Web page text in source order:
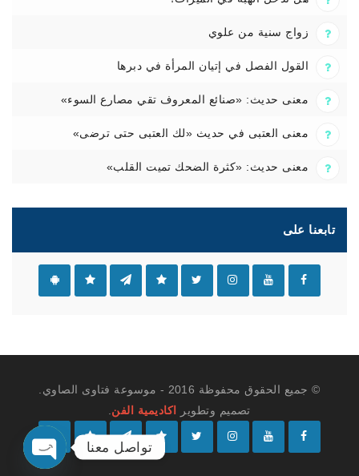
زواج سنية من علوي
القول الفصل في إتيان المرأة في دبرها
معنى حديث: «صنائع المعروف تقي مصارع السوء»
معنى العتبى في حديث «لك العتبى حتى ترضى»
معنى حديث: «كثرة الضحك تميت القلب»
تابعنا على
© جميع الحقوق محفوظة 2016 - موسوعة فتاوى الصاوي.
تصميم وتطوير
اكاديمية الفن
تواصل معنا